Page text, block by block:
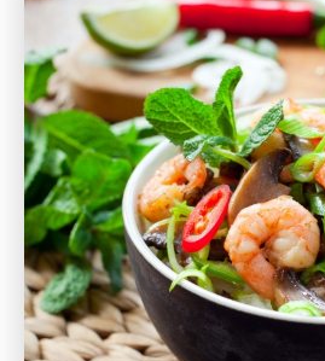
服務單位及聯絡